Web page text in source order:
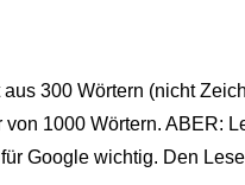
300 Wörtern (nicht
1000 Wörtern. ABER:
Google wichtig. Den